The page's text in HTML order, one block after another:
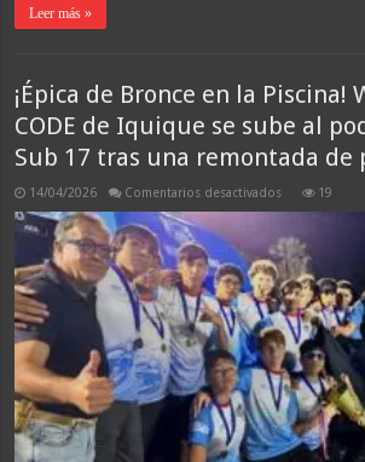
Leer más »
¡Épica de Bronce en la Piscina!
CODE de Iquique se sube al
Sub 17 tras una remontada de
14/04/2026 Comentarios desactivados
Bronce
en
la
Piscina!
Waterpolo
CODE
de
Iquique
se
sube
al
podio
nacional
Sub
17
tras
19